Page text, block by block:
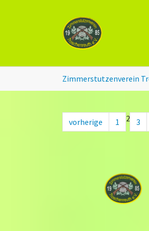
Zimmerstutzenverein
vorherige 1 2 3